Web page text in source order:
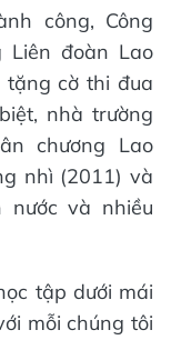
công, Công
Liên đoàn Lao
cờ thi đua
nhà trường
chương Lao
nhì (2011) và
nước và nhiều
tập dưới mái
mỗi chúng tôi